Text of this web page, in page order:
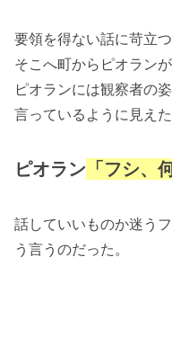
要領を得ない話に苛立つ
そこへ町からピオランが
ピオランには観察者の
言っているように見えた
ピオラン 「フシ、
話していいものか迷う
う言うのだった。